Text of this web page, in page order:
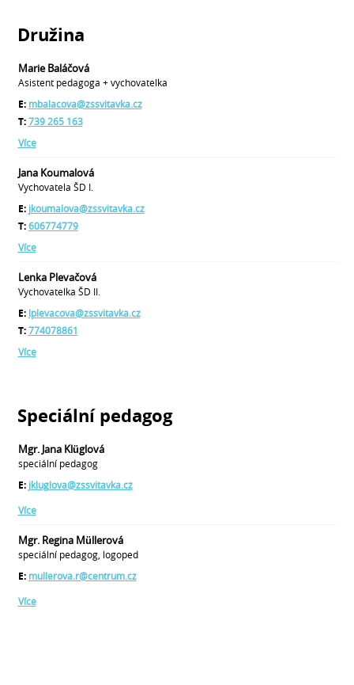
Družina
Marie Baláčová
Asistent pedagoga + vychovatelka
E: mbalacova@zssvitavka.cz
T:739 265 163
Více
Jana Koumalová
Vychovatela ŠD I.
E: jkoumalova@zssvitavka.cz
T:606774779
Více
Lenka Plevačová
Vychovatelka ŠD II.
E: lplevacova@zssvitavka.cz
T:774078861
Více
Speciální pedagog
Mgr. Jana Klüglová
speciální pedagog
E: jkluglova@zssvitavka.cz
Více
Mgr. Regina Müllerová
speciální pedagog, logoped
E: mullerova.r@centrum.cz
Více